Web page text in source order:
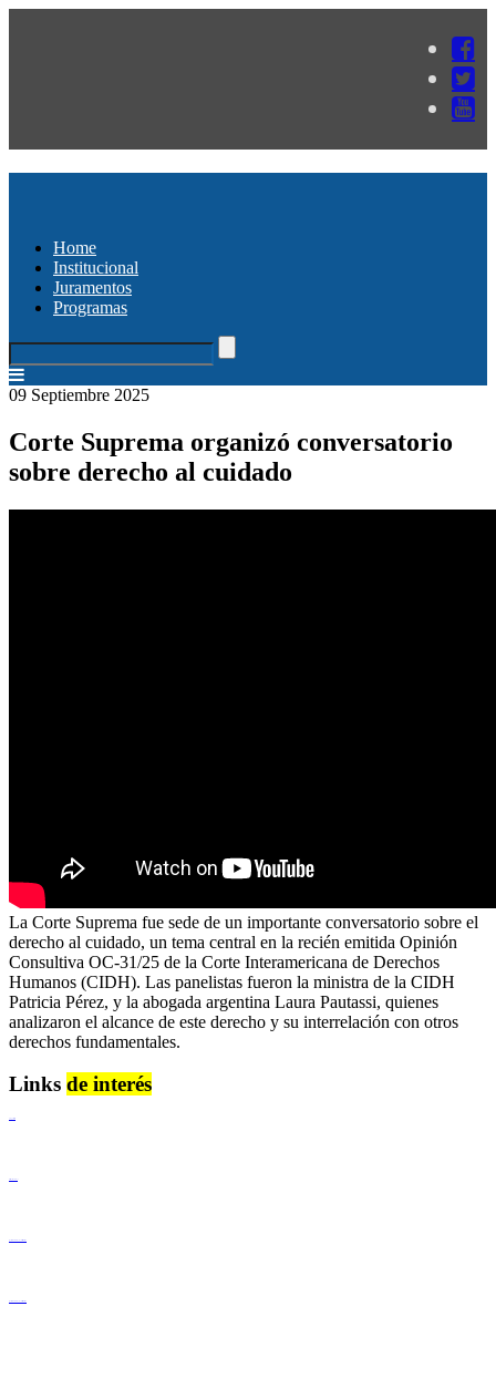
Home
Institucional
Juramentos
Programas
09 Septiembre 2025
Corte Suprema organizó conversatorio
sobre derecho al cuidado
La Corte Suprema fue sede de un importante conversatorio sobre el
derecho al cuidado, un tema central en la recién emitida Opinión
Consultiva OC-31/25 de la Corte Interamericana de Derechos
Humanos (CIDH). Las panelistas fueron la ministra de la CIDH
Patricia Pérez, y la abogada argentina Laura Pautassi, quienes
analizaron el alcance de este derecho y su interrelación con otros
derechos fundamentales.
Links de interés